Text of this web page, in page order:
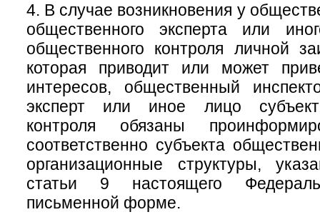
4. В случае возникновения у
общественного эксперта или
общественного контроля личной
которая приводит или может
интересов, общественный
эксперт или иное лицо
контроля обязаны
соответственно субъекта
организационные структуры,
статьи 9 настоящего
письменной форме.